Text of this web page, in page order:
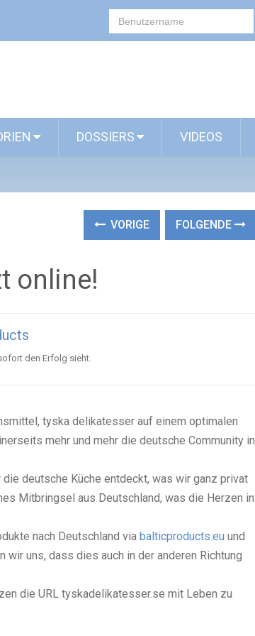
DOSSIERS VIDEOS
VORIGE FOLGENDE
online!
den Erfolg sieht.
tyska delikatesser auf einem optimalen
mehr und mehr die deutsche Community in
deutsche Küche entdeckt, was wir ganz privat
Mitbringsel aus Deutschland, was die Herzen in
nach Deutschland via balticproducts.eu und
uns, dass dies auch in der anderen Richtung
die URL tyskadelikatesser.se mit Leben zu